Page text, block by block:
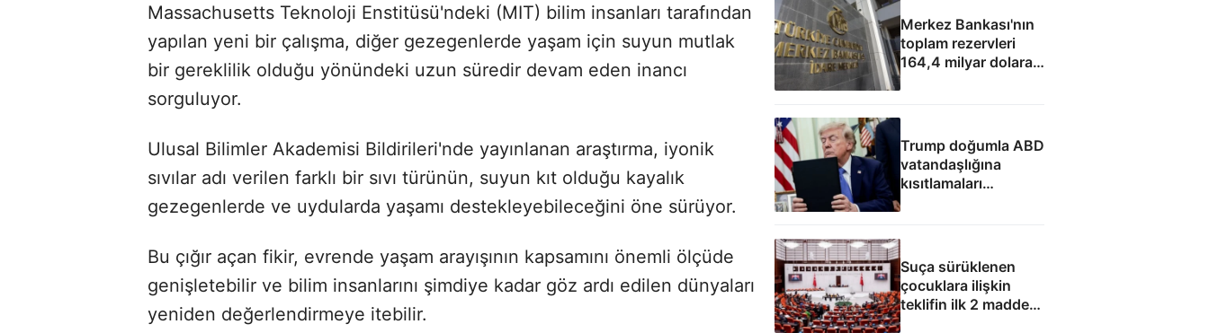
Massachusetts Teknoloji Enstitüsü'ndeki (MIT) bilim insanları tarafından
yapılan yeni bir çalışma, diğer gezegenlerde yaşam için suyun mutlak
bir gereklilik olduğu yönündeki uzun süredir devam eden inancı
sorguluyor.
Ulusal Bilimler Akademisi Bildirileri'nde yayınlanan araştırma, iyonik
sıvılar adı verilen farklı bir sıvı türünün, suyun kıt olduğu kayalık
gezegenlerde ve uydularda yaşamı destekleyebileceğini öne sürüyor.
Bu çığır açan fikir, evrende yaşam arayışının kapsamını önemli ölçüde
genişletebilir ve bilim insanlarını şimdiye kadar göz ardı edilen dünyaları
yeniden değerlendirmeye itebilir.
Merkez Bankası'nın
toplam rezervleri
164,4 milyar dolara
yükseldi
Trump doğumla ABD
vatandaşlığına
kısıtlamaları
genişleten
imzaladı
Suça sürüklenen
çocuklara ilişkin
teklifin ilk 2 maddesi
kabul edildi